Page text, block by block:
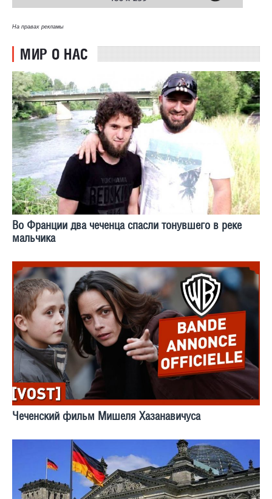
На правах рекламы
МИР О НАС
Во Франции два чеченца спасли тонувшего в реке
мальчика
Чеченский фильм Мишеля Хазанавичуса